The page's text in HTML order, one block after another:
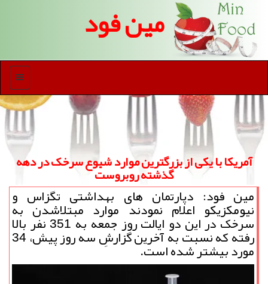
مین فود
منو
آمریکا با یکی از بزرگترین موارد شیوع سرخک در دهه
گذشته روبروست
مین فود: دپارتمان های بهداشتی تگزاس و
نیومکزیکو اعلام نمودند موارد مبتلاشدن به
سرخک در این دو ایالت روز جمعه به 351 نفر بالا
رفته که نسبت به آخرین گزارشِ سه روز پیش، 34
مورد بیشتر شده است.